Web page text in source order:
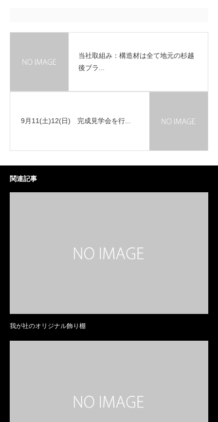
当社取組み：構造材は全て地元の杉越
後ブラ...
9月11(土)12(日) 完成見学会を行...
関連記事
我が社のオリジナル飾り棚